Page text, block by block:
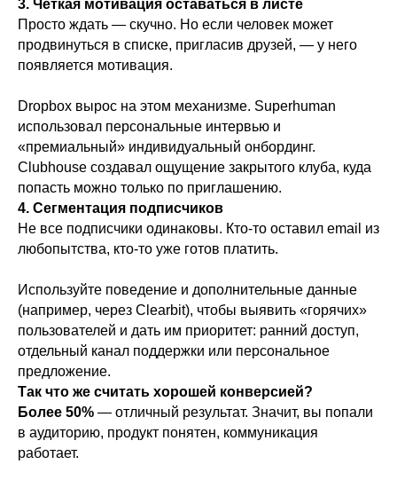
3. Чёткая мотивация оставаться в листе
Просто ждать — скучно. Но если человек может
продвинуться в списке, пригласив друзей, — у него
появляется мотивация.
Dropbox вырос на этом механизме. Superhuman
использовал персональные интервью и
«премиальный» индивидуальный онбординг.
Clubhouse создавал ощущение закрытого клуба, куда
попасть можно только по приглашению.
4. Сегментация подписчиков
Не все подписчики одинаковы. Кто-то оставил email из
любопытства, кто-то уже готов платить.
Используйте поведение и дополнительные данные
(например, через Clearbit), чтобы выявить «горячих»
пользователей и дать им приоритет: ранний доступ,
отдельный канал поддержки или персональное
предложение.
Так что же считать хорошей конверсией?
Более 50% — отличный результат. Значит, вы попали
в аудиторию, продукт понятен, коммуникация
работает.